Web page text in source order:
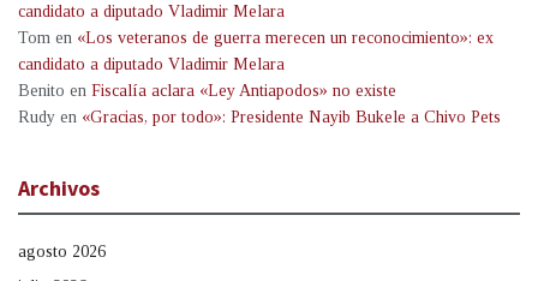
candidato a diputado Vladimir Melara
Tom en «Los veteranos de guerra merecen un reconocimiento»: ex
candidato a diputado Vladimir Melara
Benito en Fiscalía aclara «Ley Antiapodos» no existe
Rudy en «Gracias, por todo»: Presidente Nayib Bukele a Chivo Pets
Archivos
agosto 2026